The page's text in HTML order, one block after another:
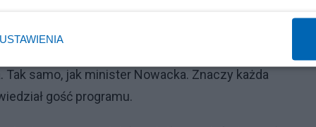
dla dobra sądzących lub przeciwnie, dla dobra PiS
są stresujące. „No wszystko jest stresujące i w
przeładowani uczniowie. Maciej Lasek, no to już
samo, jak minister Nowacka. Znaczy każda
gość programu.
USTAWIENIA